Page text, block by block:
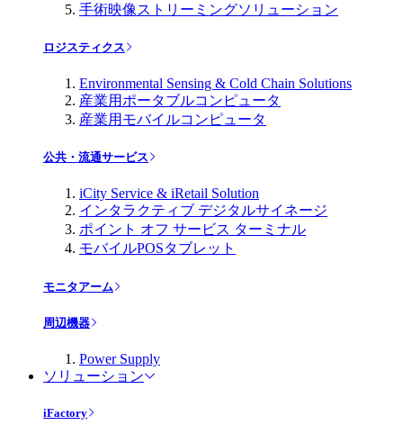
手術映像ストリーミングソリューション
ロジスティクス
Environmental Sensing & Cold Chain Solutions
産業用ポータブルコンピュータ
産業用モバイルコンピュータ
公共・流通サービス
iCity Service & iRetail Solution
インタラクティブ デジタルサイネージ
ポイント オフ サービス ターミナル
モバイルPOSタブレット
モニタアーム
周辺機器
Power Supply
ソリューション
iFactory